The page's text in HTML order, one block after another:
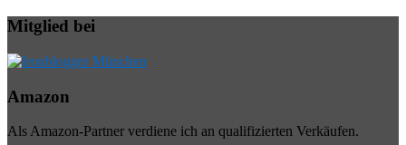
Mitglied bei
Amazon
Als Amazon-Partner verdiene ich an qualifizierten Verkäufen.